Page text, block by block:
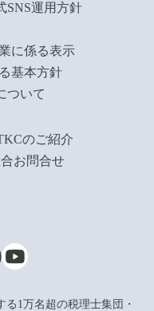
SNS運用方針
に係る表示
基本方針
ついて
のご紹介
お問合せ
1万名超の税理士集団・